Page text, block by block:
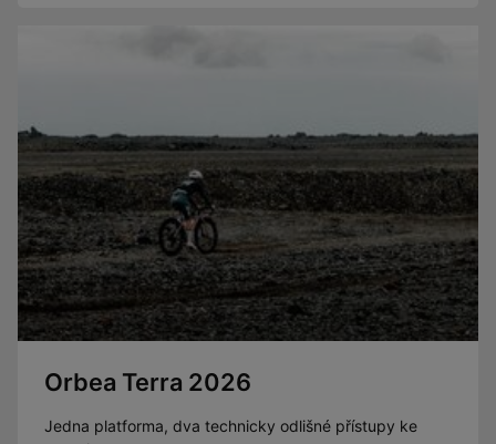
Orbea Terra 2026
Jedna platforma, dva technicky odlišné přístupy ke